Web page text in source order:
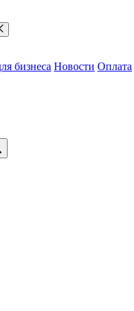
бизнеса Новости Оплата